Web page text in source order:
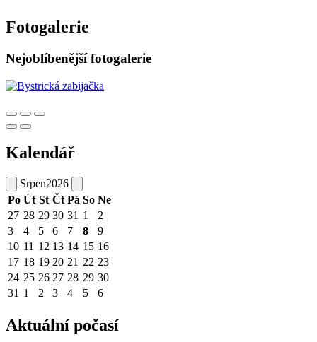
Fotogalerie
Nejoblíbenější fotogalerie
Kalendář
Srpen2026
Po Út St Čt Pá So Ne
27 28 29 30 31 1
2
3
4 5 6 7 8
9
10 11 12 13 14 15 16
17 18 19 20 21 22 23
24 25 26 27 28 29 30
31 1 2 3 4 5 6
Aktuální počasí